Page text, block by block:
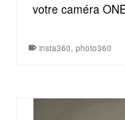
votre caméra
insta360, photo360